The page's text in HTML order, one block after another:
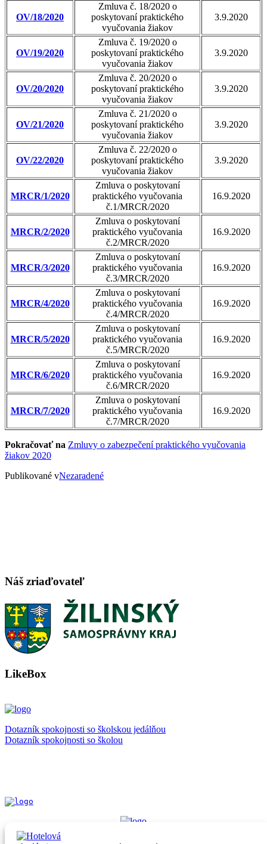
OV/18/2020
Zmluva č. 18/2020 o
poskytovaní praktického
vyučovania žiakov
3.9.2020
OV/19/2020
Zmluva č. 19/2020 o
poskytovaní praktického
vyučovania žiakov
3.9.2020
OV/20/2020
Zmluva č. 20/2020 o
poskytovaní praktického
vyučovania žiakov
3.9.2020
OV/21/2020
Zmluva č. 21/2020 o
poskytovaní praktického
vyučovania žiakov
3.9.2020
OV/22/2020
Zmluva č. 22/2020 o
poskytovaní praktického
vyučovania žiakov
3.9.2020
MRCR/1/2020
Zmluva o poskytovaní
praktického vyučovania
č.1/MRCR/2020
16.9.2020
MRCR/2/2020
Zmluva o poskytovaní
praktického vyučovania
č.2/MRCR/2020
16.9.2020
MRCR/3/2020
Zmluva o poskytovaní
praktického vyučovania
č.3/MRCR/2020
16.9.2020
MRCR/4/2020
Zmluva o poskytovaní
praktického vyučovania
č.4/MRCR/2020
16.9.2020
MRCR/5/2020
Zmluva o poskytovaní
praktického vyučovania
č.5/MRCR/2020
16.9.2020
MRCR/6/2020
Zmluva o poskytovaní
praktického vyučovania
č.6/MRCR/2020
16.9.2020
MRCR/7/2020
Zmluva o poskytovaní
praktického vyučovania
č.7/MRCR/2020
16.9.2020
Pokračovať na Zmluvy o zabezpečení praktického vyučovania
žiakov 2020
Publikované vNezaradené
Náš zriaďovateľ
LikeBox
Dotazník spokojnosti so školskou jedálňou
Dotazník spokojnosti so školou
KAM PO SKONČENÍ STREDNEJ ŠKOLY